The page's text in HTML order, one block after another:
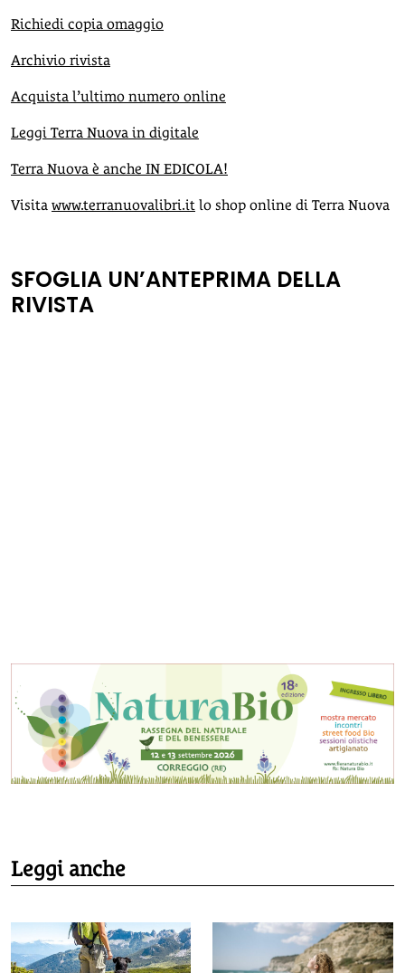
Richiedi copia omaggio
Archivio rivista
Acquista l’ultimo numero online
Leggi Terra Nuova in digitale
Terra Nuova è anche IN EDICOLA!
Visita www.terranuovalibri.it lo shop online di Terra Nuova
SFOGLIA UN’ANTEPRIMA DELLA
RIVISTA
Leggi anche